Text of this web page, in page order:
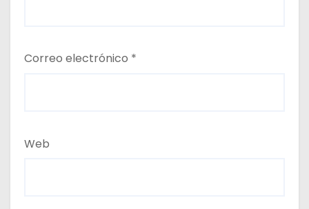
Correo electrónico *
Web